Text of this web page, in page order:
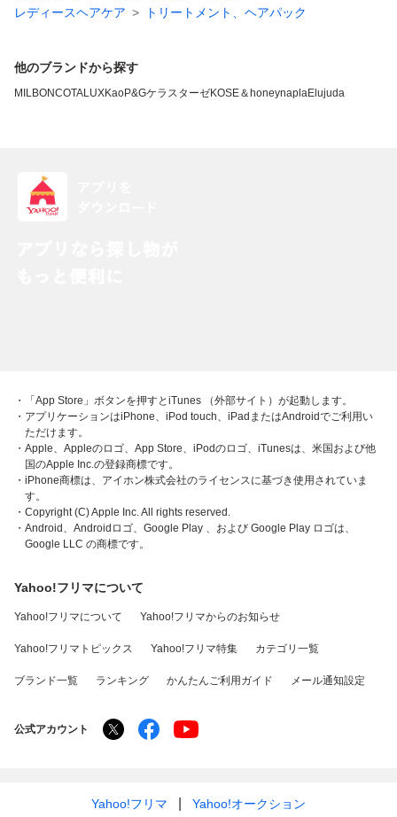
レディースヘアケア
トリートメント、ヘアパック
他のブランドから探す
MILBONCOTALUXKaoP&GケラスターゼKOSE＆honeynaplaElujuda
・「App Store」ボタンを押すとiTunes （外部サイト）が起動します。
・アプリケーションはiPhone、iPod touch、iPadまたはAndroidでご利用い
ただけます。
・Apple、Appleのロゴ、App Store、iPodのロゴ、iTunesは、米国および他
国のApple Inc.の登録商標です。
・iPhone商標は、アイホン株式会社のライセンスに基づき使用されていま
す。
・Copyright (C) Apple Inc. All rights reserved.
・Android、Androidロゴ、Google Play 、および Google Play ロゴは、
Google LLC の商標です。
Yahoo!フリマについて
Yahoo!フリマについて Yahoo!フリマからのお知らせ
Yahoo!フリマトピックス Yahoo!フリマ特集 カテゴリ一覧
ブランド一覧 ランキング かんたんご利用ガイド メール通知設定
公式アカウント
Yahoo!フリマ Yahoo!オークション